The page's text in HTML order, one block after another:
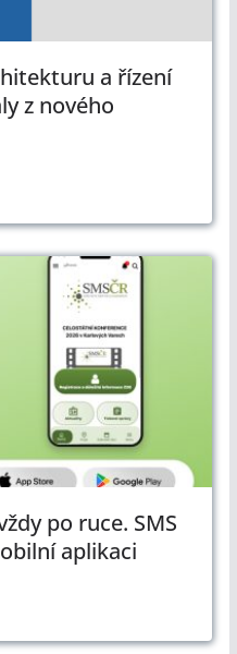
a řízení
z nového
po ruce. SMS
aplikaci